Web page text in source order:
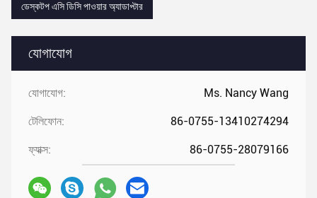
যোগাযোগ
যোগাযোগ: Ms. Nancy Wang
টেলিফোন: 86-0755-13410274294
ফ্যাক্স: 86-0755-28079166
ডেস্কটপ এসি ডিসি পাওয়ার অ্যাডাপ্টার